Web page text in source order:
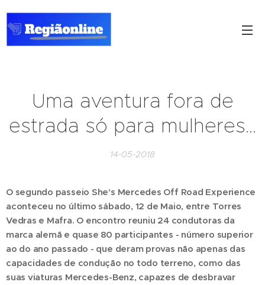
Uma aventura fora de
estrada só para mulheres...
14-05-2018
O segundo passeio She's Mercedes Off Road Experience
aconteceu no último sábado, 12 de Maio, entre Torres
Vedras e Mafra. O encontro reuniu 24 condutoras da
marca alemã e quase 80 participantes - número superior
ao do ano passado - que deram provas não apenas das
capacidades de condução no todo terreno, como das
suas viaturas Mercedes-Benz, capazes de desbravar